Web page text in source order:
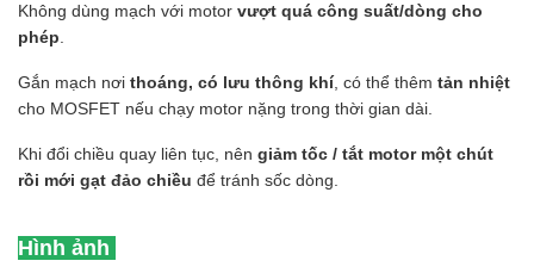
Không dùng mạch với motor vượt quá công suất/dòng cho
phép
Gắn mạch nơi thoáng, có lưu thông khí, có thể thêm tản nhiệt
cho MOSFET nếu chạy motor nặng trong thời gian dài.
Khi đổi chiều quay liên tục, nên giảm tốc / tắt motor một chút
rồi mới gạt đảo chiều để tránh sốc dòng.
Hình ảnh